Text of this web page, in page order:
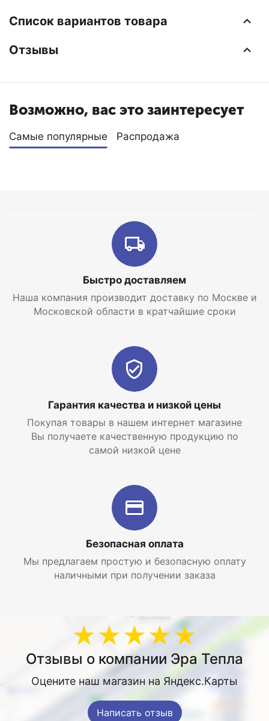
Список вариантов товара
Отзывы
Возможно, вас это заинтересует
Самые популярные Распродажа
Быстро доставляем
Наша компания производит доставку по Москве и
Московской области в кратчайшие сроки
Гарантия качества и низкой цены
Покупая товары в нашем интернет магазине
Вы получаете качественную продукцию по
самой низкой цене
Безопасная оплата
Мы предлагаем простую и безопасную оплату
наличными при получении заказа
★★★★★
Отзывы о компании Эра Тепла
Оцените наш магазин на Яндекс.Карты
Написать отзыв